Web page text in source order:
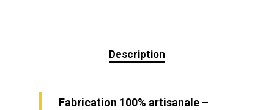
Description
Fabrication 100% artisanale –